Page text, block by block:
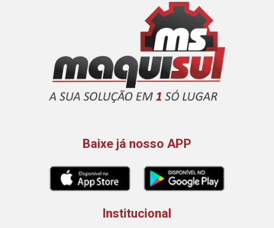
Baixe já nosso APP
Institucional